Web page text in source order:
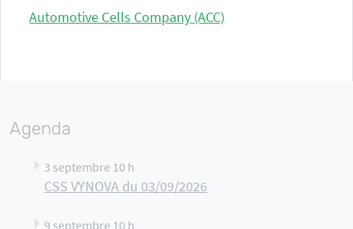
Automotive Cells Company (ACC)
Agenda
3 septembre 10 h
CSS VYNOVA du 03/09/2026
9 septembre 10 h